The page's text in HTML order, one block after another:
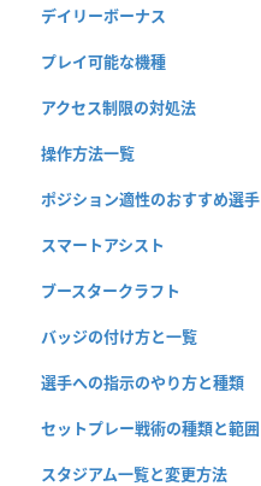
デイリーボーナス
プレイ可能な機種
アクセス制限の対処法
操作方法一覧
ポジション適性のおすすめ選手
スマートアシスト
ブースタークラフト
バッジの付け方と一覧
選手への指示のやり方と種類
セットプレー戦術の種類と範囲
スタジアム一覧と変更方法